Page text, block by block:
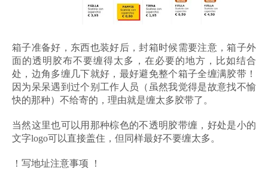
箱子准备好，东西也装好后，封箱时候需要注意，箱子外
面的透明胶布不要缠得太多，在必要的地方，比如结合
处，边角多缠几下就好，最好避免整个箱子全缠满胶带！
因为呆呆遇到过个别工作人员（虽然我觉得是故意找不愉
快的那种）不给寄的，理由就是缠太多胶带了。
当然这里也可以用那种棕色的不透明胶带缠，好处是小的
文字logo可以直接盖住，但同样最好不要缠太多。
！写地址注意事项 ！